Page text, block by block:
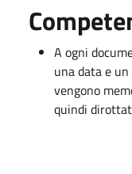
A ogni
una data e
vengono
quindi